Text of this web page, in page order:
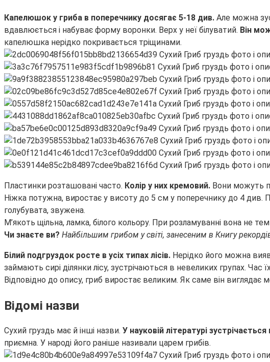
Капелюшок у гриба в поперечнику досягає 5-18 див. Але можна
вдавлюється і набуває форму воронки. Верх у неї білуватий. Він
капелюшка нерідко покривається тріщинами.
Пластинки розташовані часто. Колір у них кремовий. Вони можуть
Ніжка потужна, виростає у висоту до 5 см у поперечнику до 4 див.
голубувата, звужена.
М’якоть щільна, ламка, білого кольору. При розламуванні вона не
Чи знаєте ви? Найбільшим грибом у світі, занесеним в Книгу
Білий подгруздок росте в усіх типах лісів. Нерідко його можна
займають сирі ділянки лісу, зустрічаються в невеликих групах.
Відповідно до опису, гриб виростає великим. Як саме він виглядає
Відомі назви
Сухий груздь має й інші назви. У науковій літературі
приємна. У народі його раніше називали царем грибів.